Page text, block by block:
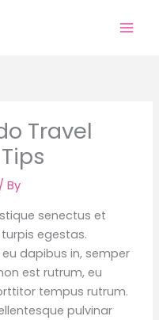
Travel
/ By
senectus et
egestas.
dapibus in, semper
est rutrum, eu
tempus rutrum.
pulvinar